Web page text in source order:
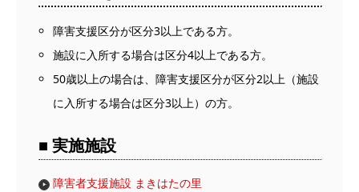
障害支援区分が区分3以上である方。
施設に入所する場合は区分4以上である方。
50歳以上の場合は、障害支援区分が区分2以上（施設
に入所する場合は区分3以上）の方。
■ 実施施設
障害者支援施設 まきはたの里